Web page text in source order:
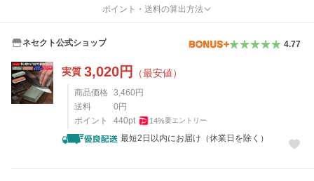
ポイント・送料の算出方法
ネセクト公式ショップ 4.77
実質 3,020円 （最安値）
商品価格 3,460 円
送料
0 円
ポイント
440pt 14%要エントリー
最短2日以内にお届け（休業日を除く）